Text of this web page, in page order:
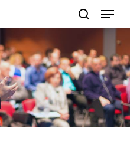
search
Menu
Menu